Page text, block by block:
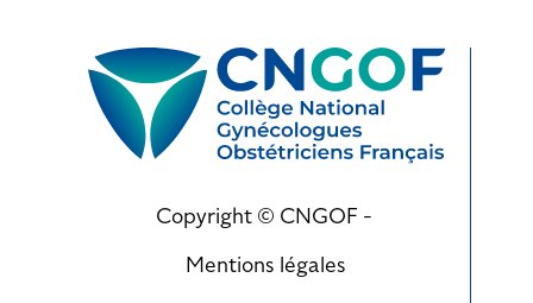
Copyright © CNGOF -
Mentions légales